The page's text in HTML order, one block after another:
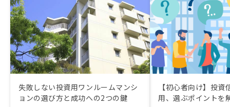
失敗しない投資用ワンルームマンシ
ョンの選び方と成功への2つの鍵
【初心者向け】投
用、選ぶポイントを